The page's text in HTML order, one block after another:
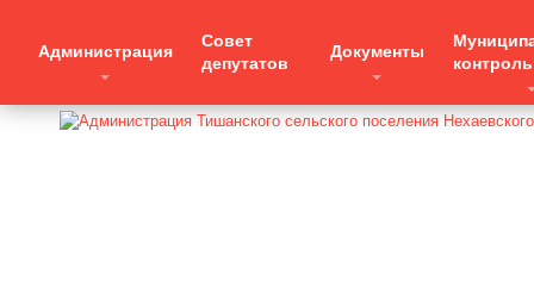
Администрация
Совет
депутатов
Документы
контроль